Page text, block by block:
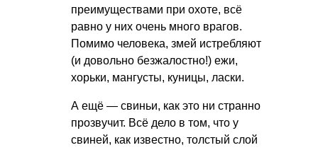
преимуществами при охоте, всё
равно у них очень много врагов.
Помимо человека, змей истребляют
(и довольно безжалостно!) ежи,
хорьки, мангусты, куницы, ласки.
А ещё — свиньи, как это ни странно
прозвучит. Всё дело в том, что у
свиней, как известно, толстый слой